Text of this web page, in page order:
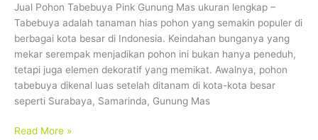
Jual Pohon Tabebuya Pink Gunung Mas ukuran lengkap –
Tabebuya adalah tanaman hias pohon yang semakin populer di
berbagai kota besar di Indonesia. Keindahan bunganya yang
mekar serempak menjadikan pohon ini bukan hanya peneduh,
tetapi juga elemen dekoratif yang memikat. Awalnya, pohon
tabebuya dikenal luas setelah ditanam di kota-kota besar
seperti Surabaya, Samarinda, Gunung Mas
Tersedia
Ukuran
Lengkap,
Siap
Tanam
Read More »